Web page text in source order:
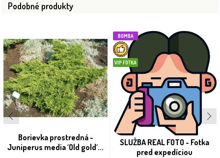
Podobné produkty
Borievka prostredná -
Juniperus media ´Old gold´...
BOMBA
VIP FOTKA
SLUŽBA REAL FOTO - Fotka
pred expedíciou